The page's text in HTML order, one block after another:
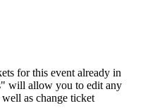
for this event already in
will allow you to edit any
as change ticket